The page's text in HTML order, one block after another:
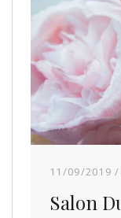
11/09/2019
Salon